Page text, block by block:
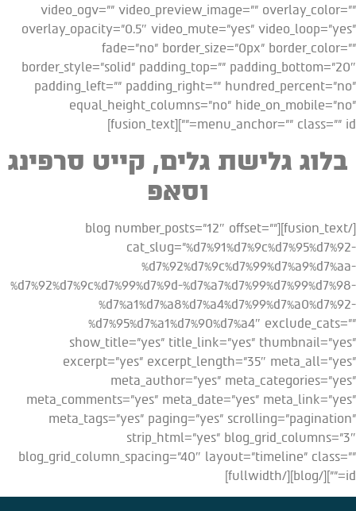
video_ogv=”” video_preview_image=”” overlay_color=””
overlay_opacity=”0.5″ video_mute=”yes” video_loop=”yes”
fade=”no” border_size=”0px” border_color=””
border_style=”solid” padding_top=”” padding_bottom=”20″
padding_left=”” padding_right=”” hundred_percent=”no”
equal_height_columns=”no” hide_on_mobile=”no”
menu_anchor=”” class=”” id=””][fusion_text]
בלוג גלישת גלים, קייט סרפינג
וסאפ
[/fusion_text][blog number_posts=”12″ offset=””
cat_slug=”%d7%91%d7%9c%d7%95%d7%92-
%d7%92%d7%9c%d7%99%d7%a9%d7%aa-
%d7%92%d7%9c%d7%99%d7%9d-%d7%a7%d7%99%d7%99%d7%98-
%d7%a1%d7%a8%d7%a4%d7%99%d7%a0%d7%92-
%d7%95%d7%a1%d7%90%d7%a4″ exclude_cats=””
show_title=”yes” title_link=”yes” thumbnail=”yes”
excerpt=”yes” excerpt_length=”35″ meta_all=”yes”
meta_author=”yes” meta_categories=”yes”
meta_comments=”yes” meta_date=”yes” meta_link=”yes”
meta_tags=”yes” paging=”yes” scrolling=”pagination”
strip_html=”yes” blog_grid_columns=”3″
blog_grid_column_spacing=”40″ layout=”timeline” class=””
id=””][/blog][/fullwidth]